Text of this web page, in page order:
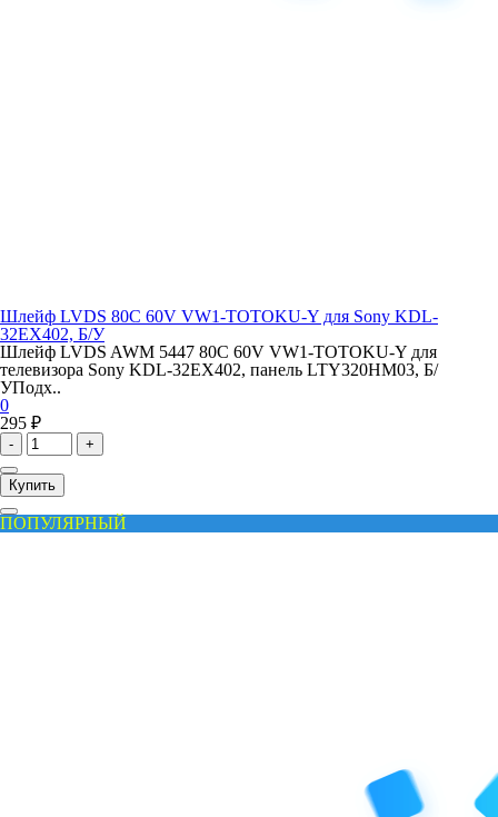
Шлейф LVDS 80C 60V VW1-TOTOKU-Y для Sony KDL-
32EX402, Б/У
Шлейф LVDS AWM 5447 80C 60V VW1-TOTOKU-Y для
телевизора Sony KDL-32EX402, панель LTY320HM03, Б/
УПодх..
0
295 ₽
- +
Купить
ПОПУЛЯРНЫЙ